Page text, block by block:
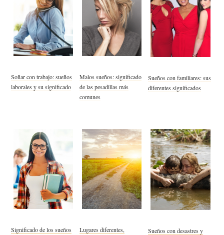
Soñar con trabajo: sueños
laborales y su significado
Malos sueños: significado
de las pesadillas más
comunes
Sueños con familiares: sus
diferentes significados
Significado de los sueños
Lugares diferentes,
Sueños con desastres y